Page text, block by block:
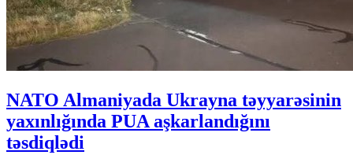
NATO Almaniyada Ukrayna təyyarəsinin
yaxınlığında PUA aşkarlandığını
təsdiqlədi